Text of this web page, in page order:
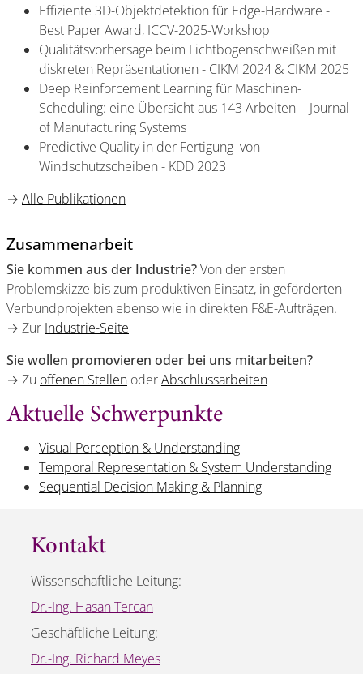
Effiziente 3D-Objektdetektion für Edge-Hardware -
Best Paper Award, ICCV-2025-Workshop
Qualitätsvorhersage beim Lichtbogenschweißen mit
diskreten Repräsentationen - CIKM 2024 & CIKM 2025
Deep Reinforcement Learning für Maschinen-
Scheduling: eine Übersicht aus 143 Arbeiten - Journal
of Manufacturing Systems
Predictive Quality in der Fertigung von
Windschutzscheiben - KDD 2023
→ Alle Publikationen
Zusammenarbeit
Sie kommen aus der Industrie?Von der ersten
Problemskizze bis zum produktiven Einsatz, in geförderten
Verbundprojekten ebenso wie in direkten F&E-Aufträgen.
→ Zur Industrie-Seite
Sie wollen promovieren oder bei uns mitarbeiten?
→ Zu offenen Stellen oderAbschlussarbeiten
Aktuelle Schwerpunkte
Visual Perception & Understanding
Temporal Representation & System Understanding
Sequential Decision Making & Planning
Kontakt
Wissenschaftliche Leitung:
Dr.-Ing. Hasan Tercan
Geschäftliche Leitung:
Dr.-Ing. Richard Meyes